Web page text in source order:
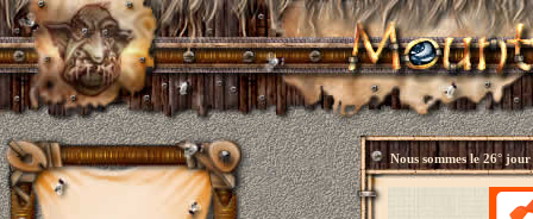
Nous sommes le26° jour